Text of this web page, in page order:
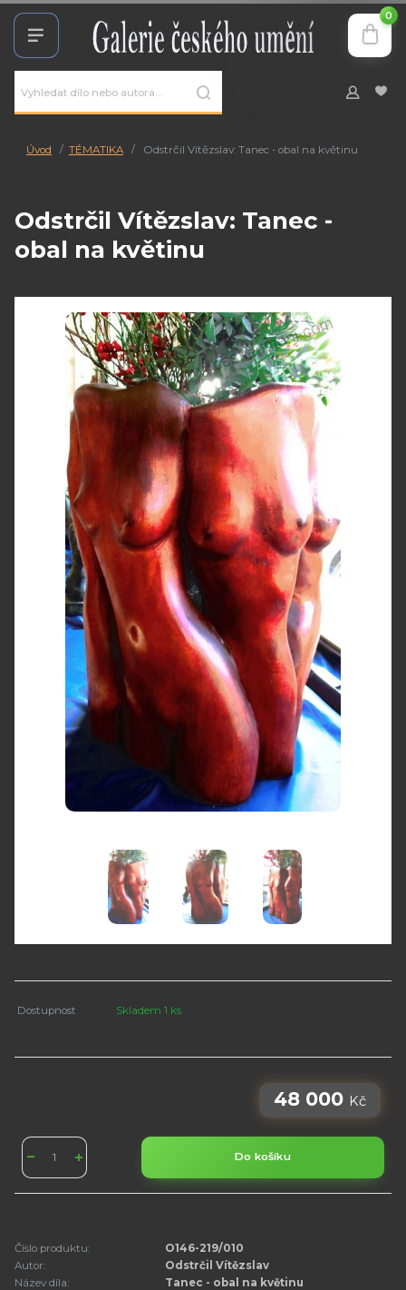
0
Úvod TÉMATIKA Odstrčil Vítězslav: Tanec - obal na květinu
Odstrčil Vítězslav: Tanec -
obal na květinu
Dostupnost Skladem 1 ks
48 000 Kč
Do košíku
Číslo produktu:
O146-219/010
Autor:
Odstrčil Vítězslav
Název díla:
Tanec - obal na květinu